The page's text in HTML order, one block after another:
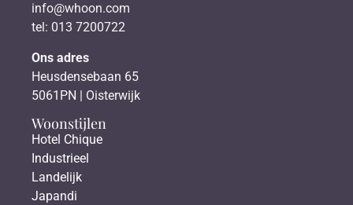
info@whoon.com
tel: 013 7200722
Ons adres
Heusdensebaan 65
5061PN | Oisterwijk
Woonstijlen
Hotel Chique
Industrieel
Landelijk
Japandi